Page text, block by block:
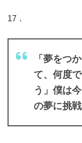
17．
「夢をつ
て、何度
う」僕は
の夢に挑